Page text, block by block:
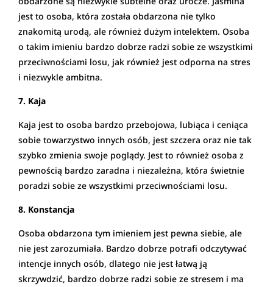
jest to osoba, która została obdarzona nie tylko
znakomitą urodą, ale również dużym intelektem. Osoba
o takim imieniu bardzo dobrze radzi sobie ze wszystkimi
przeciwnościami losu, jak również jest odporna na stres
i niezwykle ambitna.
7. Kaja
Kaja jest to osoba bardzo przebojowa, lubiąca i ceniąca
sobie towarzystwo innych osób, jest szczera oraz nie tak
szybko zmienia swoje poglądy. Jest to również osoba z
pewnością bardzo zaradna i niezależna, która świetnie
poradzi sobie ze wszystkimi przeciwnościami losu.
8. Konstancja
Osoba obdarzona tym imieniem jest pewna siebie, ale
nie jest zarozumiała. Bardzo dobrze potrafi odczytywać
intencje innych osób, dlatego nie jest łatwą ją
skrzywdzić, bardzo dobrze radzi sobie ze stresem i ma